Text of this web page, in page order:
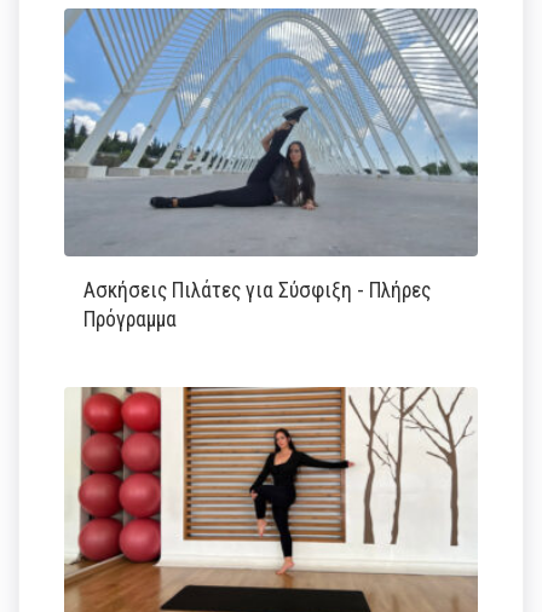
Ασκήσεις Πιλάτες για Σύσφιξη - Πλήρες
Πρόγραμμα